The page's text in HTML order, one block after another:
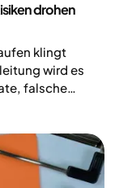
drohen
klingt
wird es
falsche
der
ist –
aussieht.